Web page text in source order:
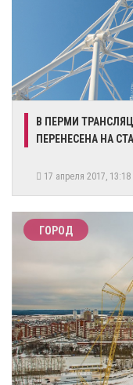
В ПЕРМИ
ПЕРЕНЕСЕНА НА
17 апреля 2017, 13:18
ГОРОД